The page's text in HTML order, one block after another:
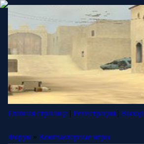
Главная страница | Регистрация | Выход
Форум » Компьютерные игры